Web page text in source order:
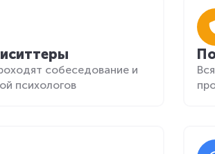
собеседование и
психологов